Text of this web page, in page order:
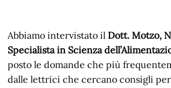
Abbiamo intervistato ilDott. Motzo,
Specialista in Scienza
posto le domande che più
dalle lettrici che cercano consigli